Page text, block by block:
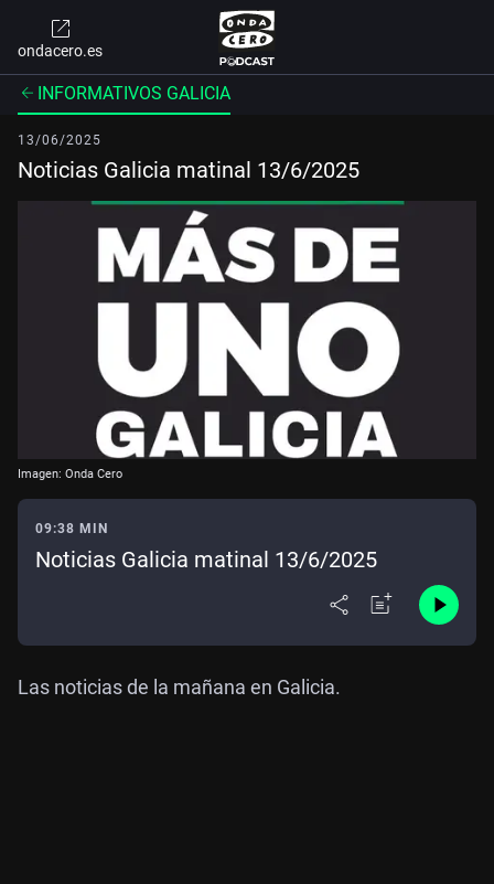
ondacero.es
INFORMATIVOS GALICIA
13/06/2025
Noticias Galicia matinal 13/6/2025
Imagen: Onda Cero
09:38 MIN
Noticias Galicia matinal 13/6/2025
Las noticias de la mañana en Galicia.